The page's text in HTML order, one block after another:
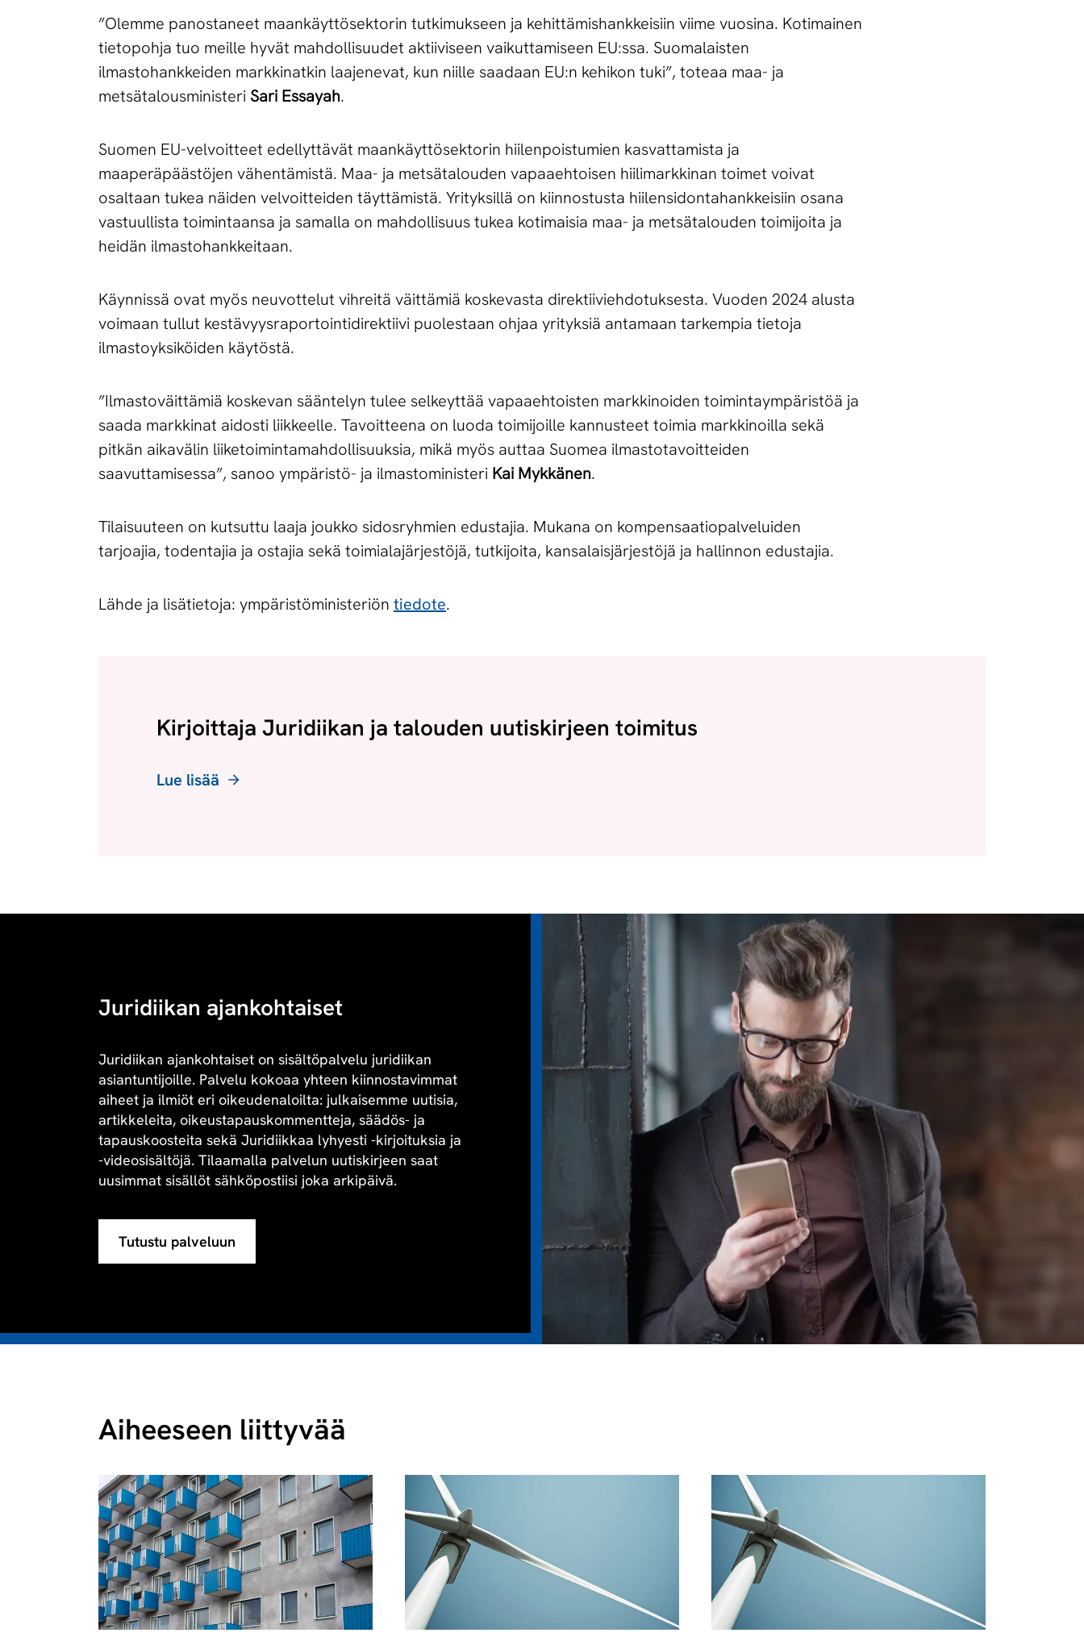
”Olemme panostaneet maankäyttösektorin tutkimukseen ja kehittämishankkeisiin viime vuosina. Kotimainen
tietopohja tuo meille hyvät mahdollisuudet aktiiviseen vaikuttamiseen EU:ssa. Suomalaisten
ilmastohankkeiden markkinatkin laajenevat, kun niille saadaan EU:n kehikon tuki”, toteaa maa- ja
metsätalousministeri Sari Essayah.
Suomen EU-velvoitteet edellyttävät maankäyttösektorin hiilenpoistumien kasvattamista ja
maaperäpäästöjen vähentämistä. Maa- ja metsätalouden vapaaehtoisen hiilimarkkinan toimet voivat
osaltaan tukea näiden velvoitteiden täyttämistä. Yrityksillä on kiinnostusta hiilensidontahankkeisiin osana
vastuullista toimintaansa ja samalla on mahdollisuus tukea kotimaisia maa- ja metsätalouden toimijoita ja
heidän ilmastohankkeitaan.
Käynnissä ovat myös neuvottelut vihreitä väittämiä koskevasta direktiiviehdotuksesta. Vuoden 2024 alusta
voimaan tullut kestävyysraportointidirektiivi puolestaan ohjaa yrityksiä antamaan tarkempia tietoja
ilmastoyksiköiden käytöstä.
”Ilmastoväittämiä koskevan sääntelyn tulee selkeyttää vapaaehtoisten markkinoiden toimintaympäristöä ja
saada markkinat aidosti liikkeelle. Tavoitteena on luoda toimijoille kannusteet toimia markkinoilla sekä
pitkän aikavälin liiketoimintamahdollisuuksia, mikä myös auttaa Suomea ilmastotavoitteiden
saavuttamisessa”, sanoo ympäristö- ja ilmastoministeri Kai Mykkänen.
Tilaisuuteen on kutsuttu laaja joukko sidosryhmien edustajia. Mukana on kompensaatiopalveluiden
tarjoajia, todentajia ja ostajia sekä toimialajärjestöjä, tutkijoita, kansalaisjärjestöjä ja hallinnon edustajia.
Lähde ja lisätietoja: ympäristöministeriön tiedote.
Kirjoittaja Juridiikan ja talouden uutiskirjeen toimitus
Lue lisää
Juridiikan ajankohtaiset
Juridiikan ajankohtaiset on sisältöpalvelu juridiikan
asiantuntijoille. Palvelu kokoaa yhteen kiinnostavimmat
aiheet ja ilmiöt eri oikeudenaloilta: julkaisemme uutisia,
artikkeleita, oikeustapauskommentteja, säädös- ja
tapauskoosteita sekä Juridiikkaa lyhyesti -kirjoituksia ja
-videosisältöjä. Tilaamalla palvelun uutiskirjeen saat
uusimmat sisällöt sähköpostiisi joka arkipäivä.
Tutustu palveluun
Aiheeseen liittyvää